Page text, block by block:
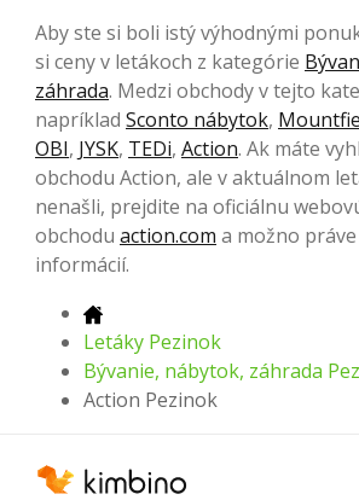
Aby ste si boli istý výhodnými
si ceny v letákoch z kategórie
záhrada. Medzi obchody v tejto
napríklad Sconto nábytok,
OBI, JYSK, TEDi, Action. Ak máte
obchodu Action, ale v aktuálnom
nenašli, prejdite na oficiálnu
obchodu action.com a možno
informácií.
Letáky Pezinok
Bývanie, nábytok, záhrada
Action Pezinok